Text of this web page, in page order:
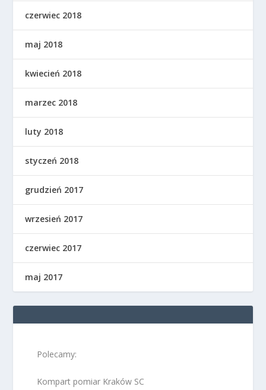
czerwiec 2018
maj 2018
kwiecień 2018
marzec 2018
luty 2018
styczeń 2018
grudzień 2017
wrzesień 2017
czerwiec 2017
maj 2017
Polecamy:
Kompart pomiar Kraków SC